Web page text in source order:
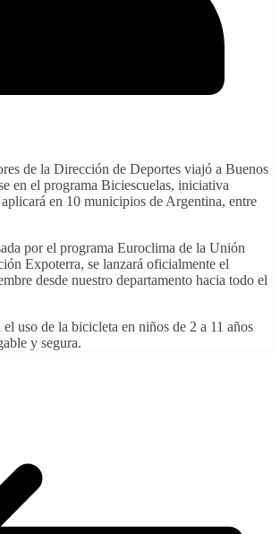
de la Dirección de Deportes viajó a Buenos
en el programa Biciescuelas, iniciativa
en 10 municipios de Argentina, entre
por el programa Euroclima de la Unión
Expoterra, se lanzará oficialmente el
desde nuestro departamento hacia todo el
uso de la bicicleta en niños de 2 a 11 años
y segura.